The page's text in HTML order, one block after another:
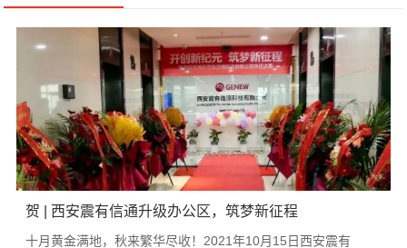
贺 | 西安震有信通升级办公区，筑梦新征程
十月黄金满地，秋来繁华尽收！2021年10月15日西安震有